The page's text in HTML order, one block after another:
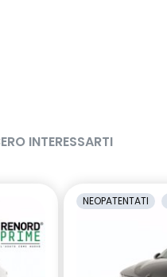
in tinta
e
INTERESSARTI
NEOPATENTATI